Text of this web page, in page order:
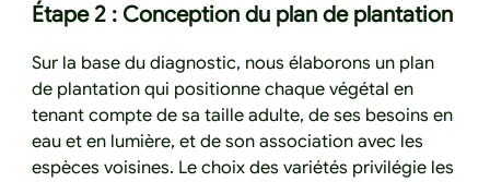
Étape 2 : Conception du plan de plantation
Sur la base du diagnostic, nous élaborons un plan
de plantation qui positionne chaque végétal en
tenant compte de sa taille adulte, de ses besoins en
eau et en lumière, et de son association avec les
espèces voisines. Le choix des variétés privilégie les